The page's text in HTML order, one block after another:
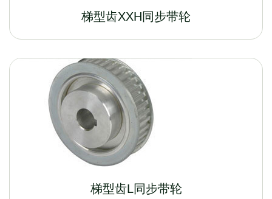
梯型齿XXH同步带轮
梯型齿L同步带轮